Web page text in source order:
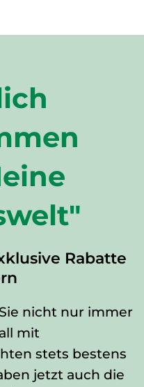
Rabatte
nicht nur immer
mit
stets bestens
jetzt auch die